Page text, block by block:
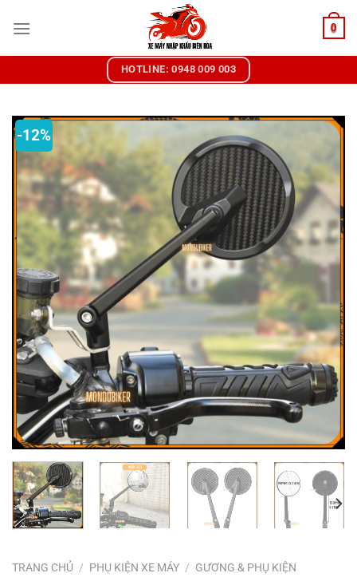
đến
0
HOTLINE: 0948 009 003
-12%
TRANG CHỦ / PHỤ KIỆN XE MÁY / GƯƠNG & PHỤ KIỆN